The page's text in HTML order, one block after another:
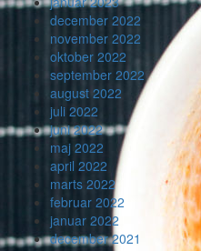
december 2022
november 2022
oktober 2022
september 2022
august 2022
juli 2022
juni 2022
maj 2022
april 2022
marts 2022
februar 2022
januar 2022
december 2021